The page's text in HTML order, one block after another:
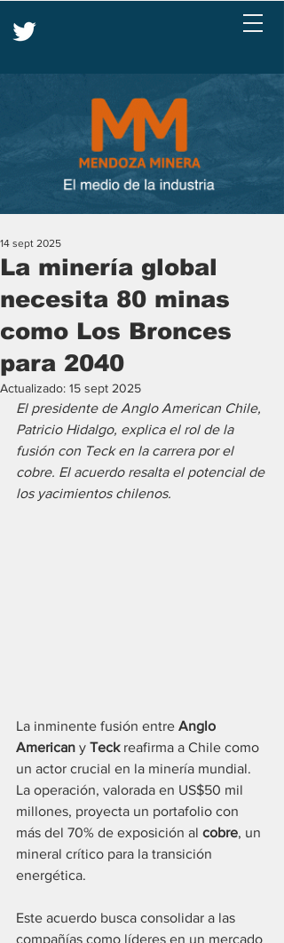
La minería global
necesita 80 minas
como Los Bronces
para 2040
14 sept 2025
Actualizado: 15 sept 2025
El presidente de Anglo American Chile,
Patricio Hidalgo, explica el rol de la
fusión con Teck en la carrera por el
cobre. El acuerdo resalta el potencial de
los yacimientos chilenos.
La inminente fusión entre Anglo
American y Teck reafirma a Chile como
un actor crucial en la minería mundial.
La operación, valorada en US$50 mil
millones, proyecta un portafolio con
más del 70% de exposición al cobre, un
mineral crítico para la transición
energética.
Este acuerdo busca consolidar a las
compañías como líderes en un mercado